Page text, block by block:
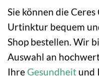
Sie können die
Urtinktur bequem
Shop bestellen. Wir
Auswahl an
Ihre Gesundheit und